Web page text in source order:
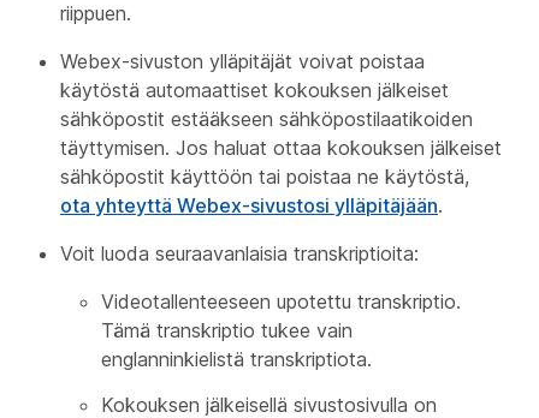
riippuen.
Webex-sivuston ylläpitäjät voivat poistaa
käytöstä automaattiset kokouksen jälkeiset
sähköpostit estääkseen sähköpostilaatikoiden
täyttymisen. Jos haluat ottaa kokouksen jälkeiset
sähköpostit käyttöön tai poistaa ne käytöstä,
ota yhteyttä Webex-sivustosi ylläpitäjään.
Voit luoda seuraavanlaisia transkriptioita:
Videotallenteeseen upotettu transkriptio.
Tämä transkriptio tukee vain
englanninkielistä transkriptiota.
Kokouksen jälkeisellä sivustosivulla on